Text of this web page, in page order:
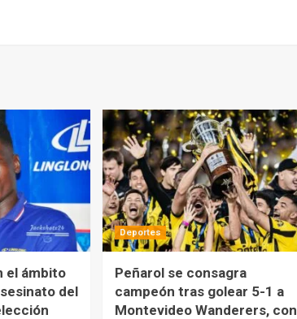
el ámbito
del
Deportes
Peñarol se consagra
campeón tras golear 5-1 a
Montevideo Wanderers, con